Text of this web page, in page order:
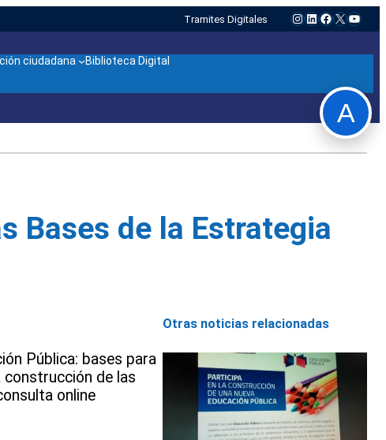
Tramites Digitales Instagram
LinkedIn
Facebook
X
ciudadana
Biblioteca Digital
Bases de la Estrategia
Pública: bases para
construcción de las
online
Otras noticias relacionadas
A